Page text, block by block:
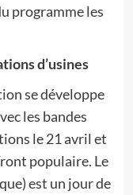
programme les
d’usines
se développe
les bandes
le 21 avril et
populaire. Le
est un jour de